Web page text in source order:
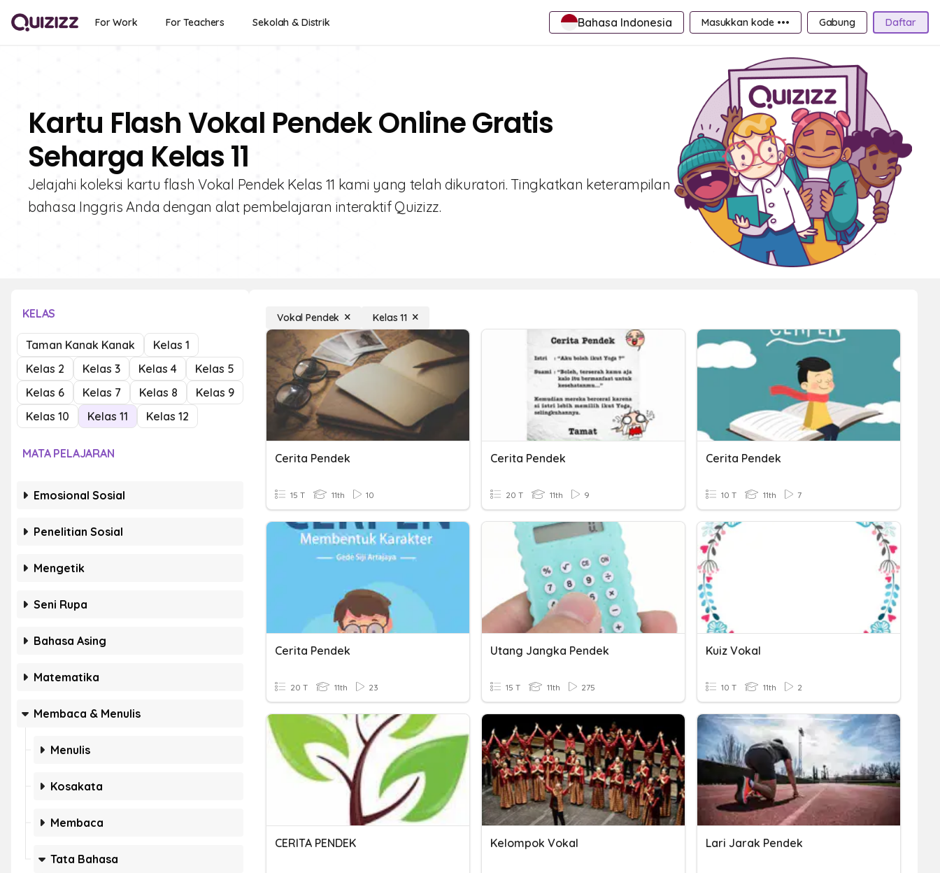
For Work For Teachers Sekolah & Distrik Bahasa Indonesia Masukkan kode ••• Gabung Daftar
Kartu Flash Vokal Pendek Online Gratis
Seharga Kelas 11
Jelajahi koleksi kartu flash Vokal Pendek Kelas 11 kami yang telah dikuratori. Tingkatkan keterampilan
bahasa Inggris Anda dengan alat pembelajaran interaktif Quizizz.
KELAS
Taman Kanak Kanak
Kelas 1
Kelas 2
Kelas 3 Kelas 4
Kelas 5
Kelas 6
Kelas 7 Kelas 8
Kelas 9
Kelas 10
Kelas 11 Kelas 12
MATA PELAJARAN
Emosional Sosial
Penelitian Sosial
Mengetik
Seni Rupa
Bahasa Asing
Matematika
Membaca & Menulis
Menulis
Kosakata
Membaca
Tata Bahasa
Vokal Pendek Kelas 11
Cerita Pendek
15 T 11th 10
Cerita Pendek
20 T 11th 9
Cerita Pendek
10 T 11th 7
Cerita Pendek
20 T 11th 23
Utang Jangka Pendek
15 T 11th 275
Kuiz Vokal
10 T 11th 2
CERITA PENDEK Kelompok Vokal Lari Jarak Pendek